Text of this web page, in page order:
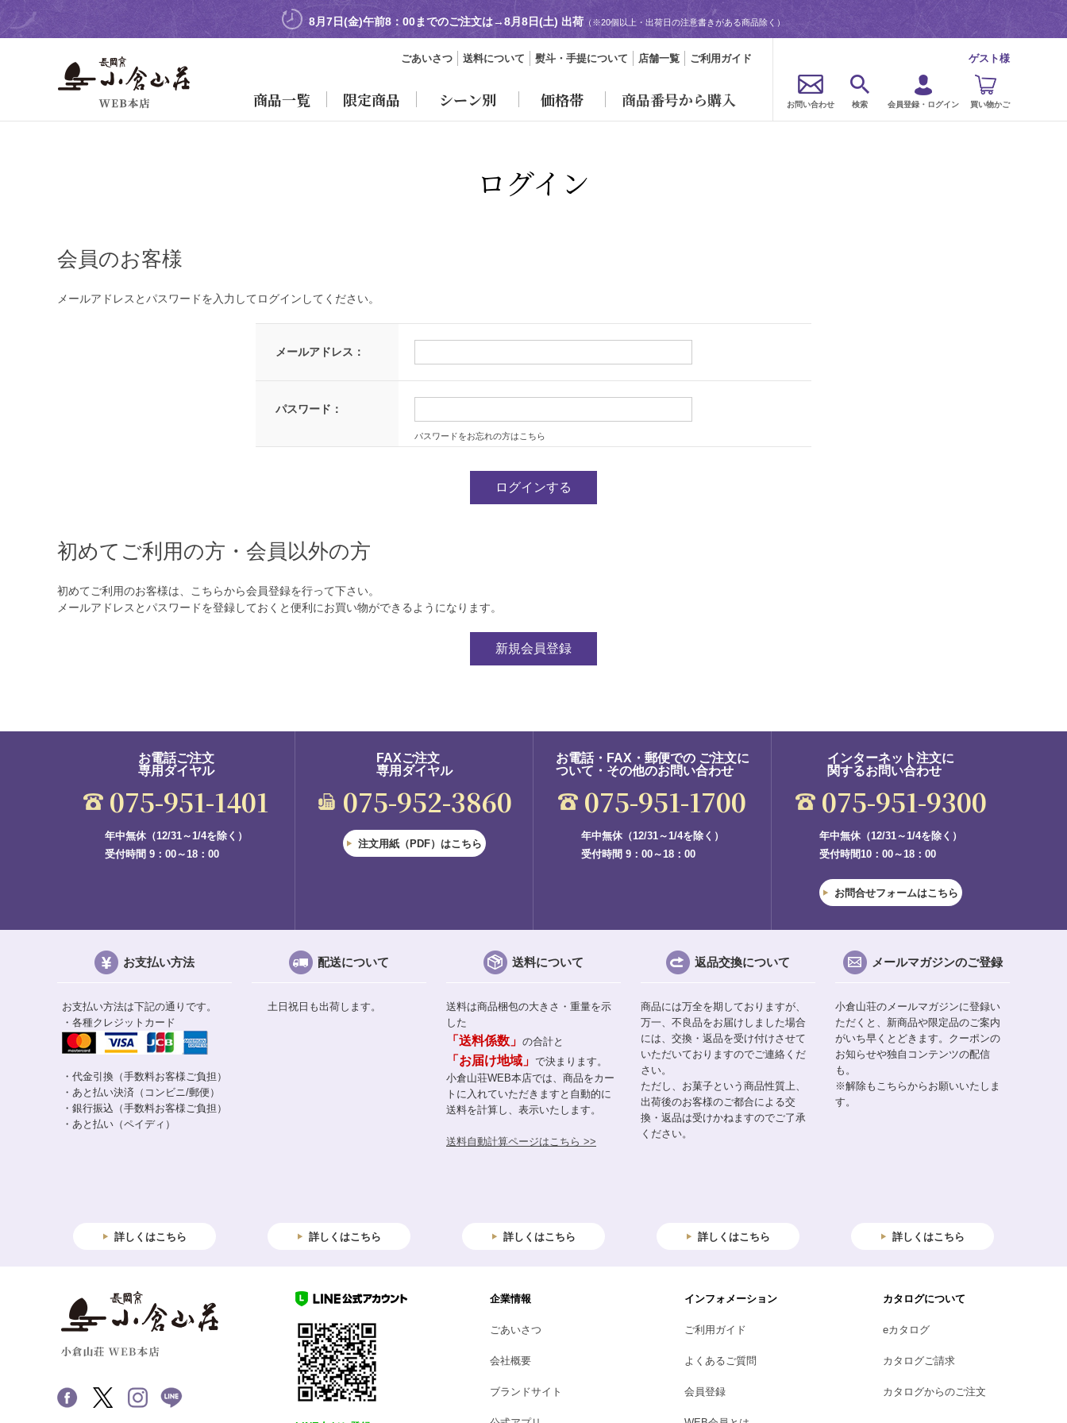
8月7日(金)午前8：00までのご注文は→8月8日(土) 出荷 （※20個以上・出荷日の注意書きがある商品除く）
ごあいさつ 送料について 熨斗・手提について 店舗一覧 ご利用ガイド
商品一覧 限定商品 シーン別 価格帯 商品番号から購入
ゲスト様
お問い合わせ 検索 会員登録・ログイン 買い物かご
ログイン
会員のお客様
メールアドレスとパスワードを入力してログインしてください。
メールアドレス：
パスワード：
パスワードをお忘れの方はこちら
初めてご利用の方・会員以外の方
初めてご利用のお客様は、こちらから会員登録を行って下さい。
メールアドレスとパスワードを登録しておくと便利にお買い物ができるようになります。
お電話ご注文
専用ダイヤル
075-951-1401
年中無休（12/31～1/4を除く）
受付時間 9：00～18：00
FAXご注文
専用ダイヤル
075-952-3860
注文用紙（PDF）はこちら
お電話・FAX・郵便での ご注文に
ついて・その他のお問い合わせ
075-951-1700
年中無休（12/31～1/4を除く）
受付時間 9：00～18：00
インターネット注文に
関するお問い合わせ
075-951-9300
年中無休（12/31～1/4を除く）
受付時間10：00～18：00
お問合せフォームはこちら
お支払い方法
お支払い方法は下記の通りです。
・各種クレジットカード
・代金引換（手数料お客様ご負担）
・あと払い決済（コンビニ/郵便）
・銀行振込（手数料お客様ご負担）
・あと払い（ペイディ）
詳しくはこちら
配送について
土日祝日も出荷します。
詳しくはこちら
送料について
送料は商品梱包の大きさ・重量を示
した
「送料係数」 の合計と
「お届け地域」 で決まります。
小倉山荘WEB本店では、商品をカー
トに入れていただきますと自動的に
送料を計算し、表示いたします。
送料自動計算ページはこちら >>
詳しくはこちら
返品交換について
商品には万全を期しておりますが、
万一、不良品をお届けしました場合
には、交換・返品を受け付けさせて
いただいておりますのでご連絡くだ
さい。
ただし、お菓子という商品性質上、
出荷後のお客様のご都合による交
換・返品は受けかねますのでご了承
ください。
詳しくはこちら
メールマガジンのご登録
小倉山荘のメールマガジンに登録い
ただくと、新商品や限定品のご案内
がいち早くとどきます。クーポンの
お知らせや独自コンテンツの配信
も。
※解除もこちらからお願いいたしま
す。
詳しくはこちら
企業情報
ごあいさつ
会社概要
ブランドサイト
インフォメーション
ご利用ガイド
よくあるご質問
会員登録
カタログについて
eカタログ
カタログご請求
カタログからのご注文